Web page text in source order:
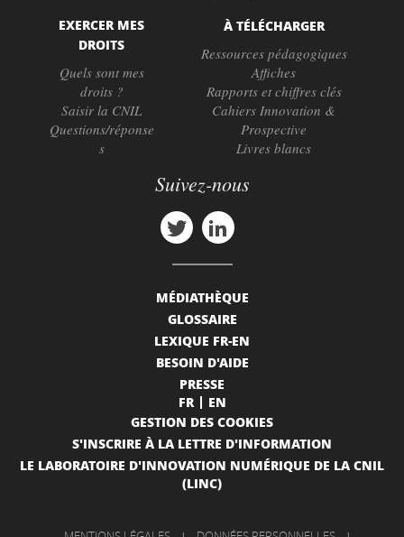
EXERCER MES
DROITS
Quels sont mes
droits ?
Saisir la CNIL
Questions/réponse
s
À TÉLÉCHARGER
Ressources pédagogiques
Affiches
Rapports et chiffres clés
Cahiers Innovation &
Prospective
Livres blancs
Suivez-nous
MÉDIATHÈQUE
GLOSSAIRE
LEXIQUE FR-EN
BESOIN D'AIDE
PRESSE
FR
EN
GESTION DES COOKIES
S'INSCRIRE À LA LETTRE D'INFORMATION
LE LABORATOIRE D'INNOVATION NUMÉRIQUE DE LA CNIL
(LINC)